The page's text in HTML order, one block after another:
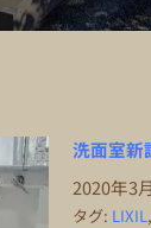
洗面室新
2020年3
タグ: LIXIL ,